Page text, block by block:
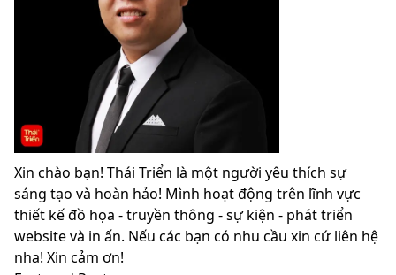
Xin chào bạn! Thái Triển là một người yêu thích sự
sáng tạo và hoàn hảo! Mình hoạt động trên lĩnh vực
thiết kế đồ họa - truyền thông - sự kiện - phát triển
website và in ấn. Nếu các bạn có nhu cầu xin cứ liên hệ
nha! Xin cảm ơn!